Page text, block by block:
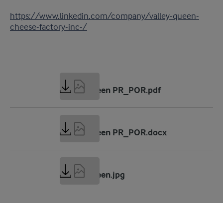
https://www.linkedin.com/company/valley-queen-
cheese-factory-inc-/
Valley Queen PR_POR.pdf
196 KB
Valley Queen PR_POR.docx
111 KB
Valley Queen.jpg